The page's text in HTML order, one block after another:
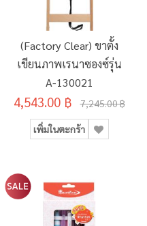
(Factory Clear) ขาตั้ง
เขียนภาพเรนาซองซ์รุ่น
A-130021
4,543.00 ฿ 7,245.00 ฿
เพิ่มในตะกร้า